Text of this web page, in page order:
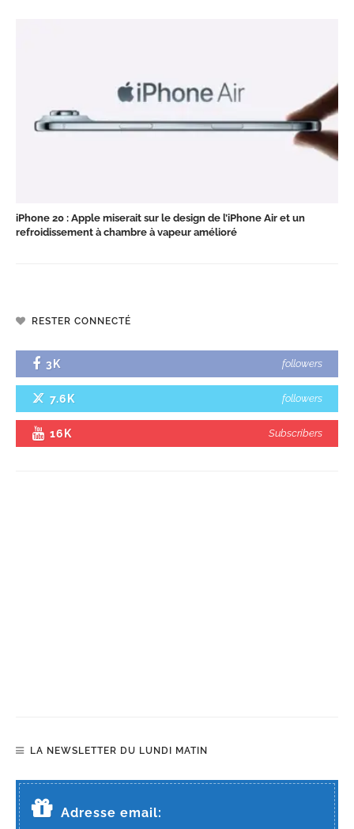
iPhone 20 : Apple miserait sur le design de l’iPhone Air et un
refroidissement à chambre à vapeur amélioré
RESTER CONNECTÉ
3K followers
7.6K followers
16K Subscribers
LA NEWSLETTER DU LUNDI MATIN
Adresse email: